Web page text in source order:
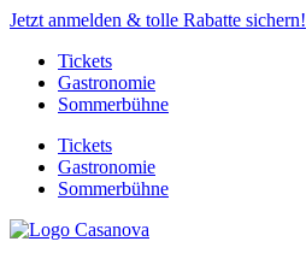
Jetzt anmelden & tolle Rabatte sichern!
Tickets
Gastronomie
Sommerbühne
Tickets
Gastronomie
Sommerbühne